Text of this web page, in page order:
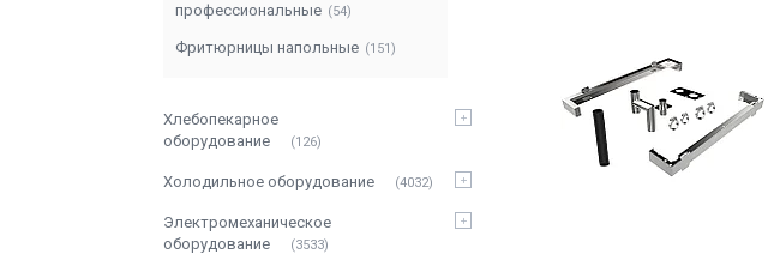
профессиональные
54
Фритюрницы напольные 151
Хлебопекарное
оборудование
126
Холодильное оборудование 4032
Электромеханическое
оборудование
3533